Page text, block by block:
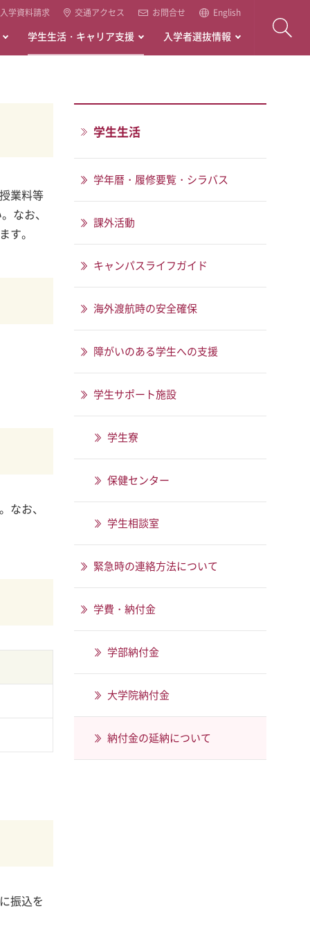
入学資料請求 交通アクセス お問合せ English
学生生活・キャリア支援 入学者選抜情報
業料等
なお、
す。
お、
振込を
学生生活
学年暦・履修要覧・シラバス
課外活動
キャンパスライフガイド
海外渡航時の安全確保
障がいのある学生への支援
学生サポート施設
学生寮
保健センター
学生相談室
緊急時の連絡方法について
学費・納付金
学部納付金
大学院納付金
納付金の延納について